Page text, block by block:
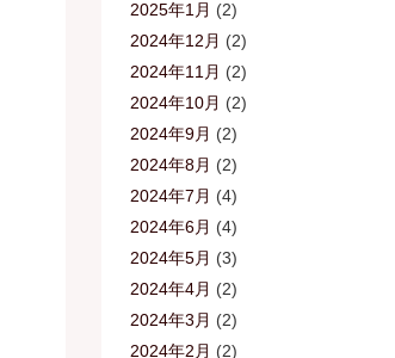
2025年1月 (2)
2024年12月 (2)
2024年11月 (2)
2024年10月 (2)
2024年9月 (2)
2024年8月 (2)
2024年7月 (4)
2024年6月 (4)
2024年5月 (3)
2024年4月 (2)
2024年3月 (2)
2024年2月 (2)